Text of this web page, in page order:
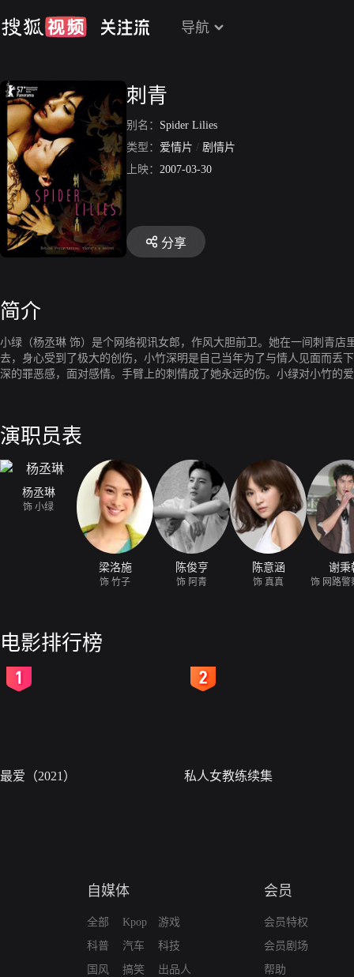
导航
刺青
别名： Spider Lilies
类型： 爱情片 / 剧情片
上映： 2007-03-30
分享
简介
小绿（杨丞琳 饰）是个网络视讯女郎，作风大胆前卫。她在一间刺青
去，身心受到了极大的创伤，小竹深明是自己当年为了与情人见面而丢
深的罪恶感，面对感情。手臂上的刺情成了她永远的伤。小绿对小竹的
演职员表
杨丞琳
饰 小绿
梁洛施
饰 竹子
陈俊亨
饰 阿青
陈意涵
饰 真真
谢秉
饰 网路警
电影排行榜
最爱（2021） 私人女教练续集
自媒体
全部
科普
国风
Kpop
汽车
搞笑
游戏
科技
出品人
会员
会员特权
会员剧场
帮助